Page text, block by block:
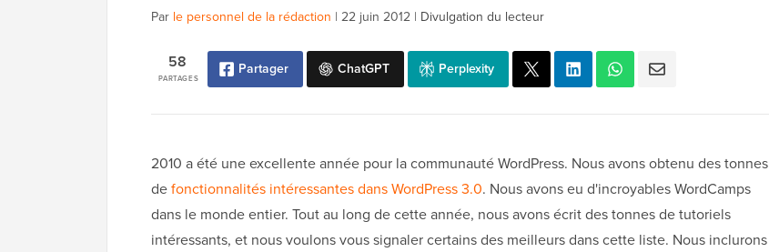
Par le personnel de la rédaction | 22 juin 2012 | Divulgation du lecteur
PARTAGES
58 Partager ChatGPT Perplexity
2010 a été une excellente année pour la communauté WordPress. Nous avons obtenu des tonnes
defonctionnalités intéressantes dans WordPress 3.0. Nous avons eu d'incroyables WordCamps
dans le monde entier. Tout au long de cette année, nous avons écrit des tonnes de tutoriels
intéressants, et nous voulons vous signaler certains des meilleurs dans cette liste. Nous inclurons